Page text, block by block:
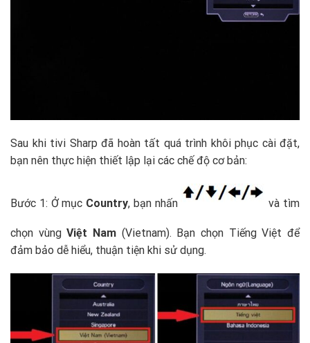
Sau khi tivi Sharp đã hoàn tất quá trình khôi phục cài đặt,
bạn nên thực hiện thiết lập lại các chế độ cơ bản:
Bước 1: Ở mục Country, bạn nhấn và tìm
chọn vùngViệt Nam (Vietnam). Bạn chọn Tiếng Việt để
đảm bảo dễ hiểu, thuận tiện khi sử dụng.